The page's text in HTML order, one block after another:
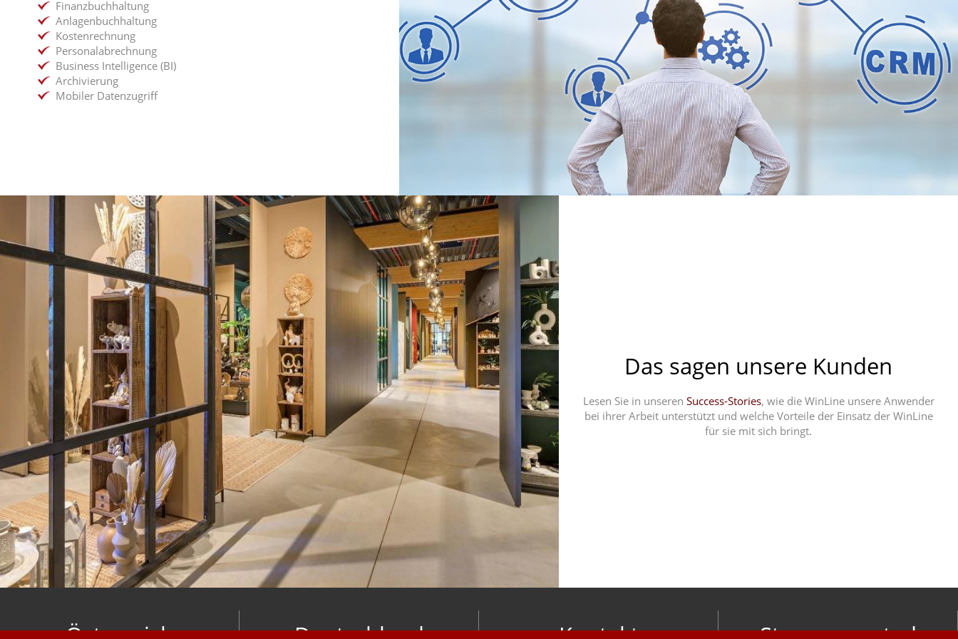
Finanzbuchhaltung
Anlagenbuchhaltung
Kostenrechnung
Personalabrechnung
Business Intelligence (BI)
Archivierung
Mobiler Datenzugriff
Das sagen unsere Kunden
Lesen Sie in unseren Success-Stories, wie die WinLine unsere Anwender
bei ihrer Arbeit unterstützt und welche Vorteile der Einsatz der WinLine
für sie mit sich bringt.